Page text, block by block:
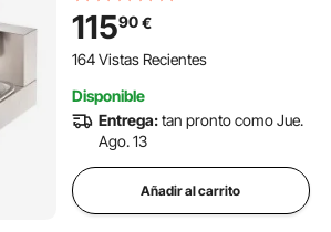
Antiadherente
190,5x190,5mm Máquina
para Hacer Croque-
Calentador de Doble Cara
para Fiesta
11590€
164 Vistas Recientes
Disponible
Entrega:tan pronto como Jue.
Ago. 13
Añadir al carrito